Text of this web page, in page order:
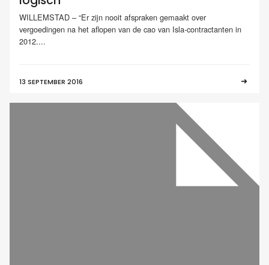
WILLEMSTAD – “Er zijn nooit afspraken gemaakt over
vergoedingen na het aflopen van de cao van Isla-contractanten in
2012....
13 SEPTEMBER 2016